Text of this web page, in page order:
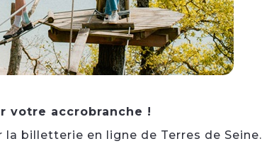
votre accrobranche !
billetterie en ligne de Terres de Seine.